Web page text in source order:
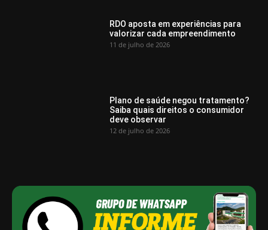
RDO aposta em experiências para
valorizar cada empreendimento
11 de julho de 2026
Plano de saúde negou tratamento?
Saiba quais direitos o consumidor
deve observar
12 de julho de 2026